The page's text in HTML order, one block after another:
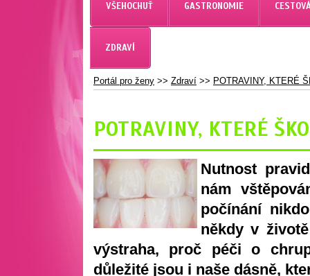
VŠEHOCHUŤ GASTRONOMIE
ZDRAVÍ
Portál pro ženy >> Zdraví >> POTRAVINY, KTERÉ
POTRAVINY, KTERÉ
Nutnost
nám
počínání
někdy v
výstraha, proč péči o
důležité jsou i naše dásně,